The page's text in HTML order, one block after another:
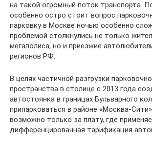
на такой огромный поток транспорта.
особенно остро стоит вопрос
парковку в Москве ночью особенно
проблемой столкнулись не только
мегаполиса, но и приезжие
регионов РФ.
В целях частичной разгрузки
пространства в столице с 2013 года
автостоянка в границах Бульварного
припарковаться в районе «Москва-
возможно только за плату, где
дифференцированная тарификация